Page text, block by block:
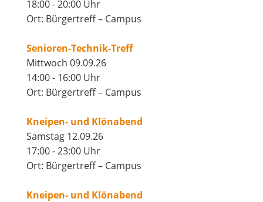
18:00 - 20:00 Uhr
Ort: Bürgertreff – Campus
Senioren-Technik-Treff
Mittwoch 09.09.26
14:00 - 16:00 Uhr
Ort: Bürgertreff – Campus
Kneipen- und Klönabend
Samstag 12.09.26
17:00 - 23:00 Uhr
Ort: Bürgertreff – Campus
Kneipen- und Klönabend